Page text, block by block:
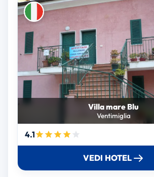
Villa mare Blu
Ventimiglia
4.1
VEDI HOTEL